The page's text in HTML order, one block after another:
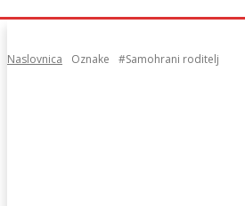
Naslovnica Oznake #Samohrani roditelj